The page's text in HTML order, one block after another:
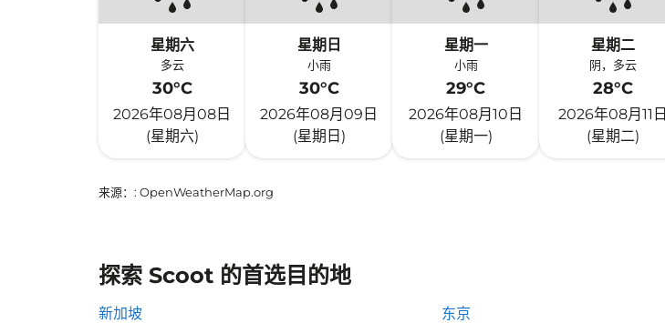
星期六
多云
30°C
2026年08月08日
(星期六)
星期日
小雨
30°C
2026年08月09日
(星期日)
星期一
小雨
29°C
2026年08月10日
(星期一)
星期二
阴，多云
28°C
2026年08月11日
(星期二)
来源： : OpenWeatherMap.org
探索 Scoot 的首选目的地
新加坡 东京